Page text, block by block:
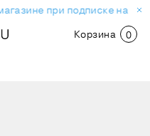
при подписке на
Корзина 0